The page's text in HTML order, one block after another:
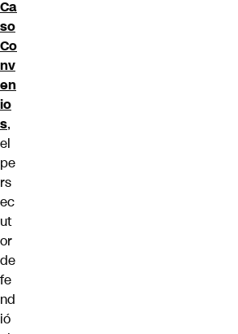
Ca
so
Co
nv
en
io
s,
el
pe
rs
ec
ut
or
de
fe
nd
ió